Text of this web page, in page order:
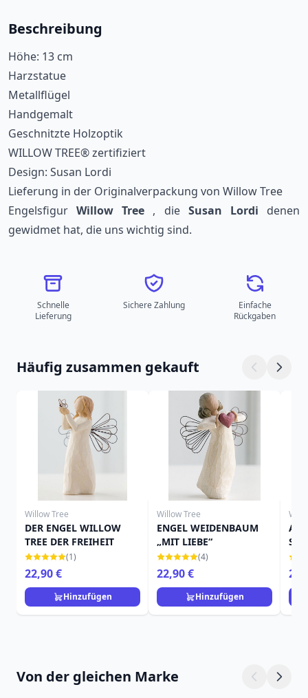
Beschreibung
Höhe: 13 cm
Harzstatue
Metallflügel
Handgemalt
Geschnitzte Holzoptik
WILLOW TREE® zertifiziert
Design: Susan Lordi
Lieferung in der Originalverpackung von Willow Tree
EngelsfigurWillow Tree , die Susan Lordi denen
gewidmet hat, die uns wichtig sind.
Schnelle
Lieferung
Sichere Zahlung
Einfache
Rückgaben
Häufig zusammen gekauft
Willow Tree
DER ENGEL WILLOW
TREE DER FREIHEIT
(1)
22,90 €
Hinzufügen
Willow Tree
ENGEL WEIDENBAUM
„MIT LIEBE“
(4)
22,90 €
Hinzufügen
Von der gleichen Marke